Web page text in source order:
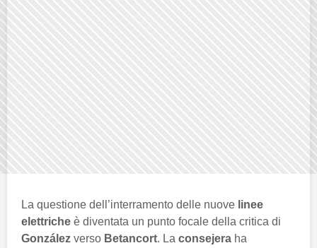
La questione dell’interramento delle nuove linee
elettriche è diventata un punto focale della critica di
González verso Betancort. La consejera ha